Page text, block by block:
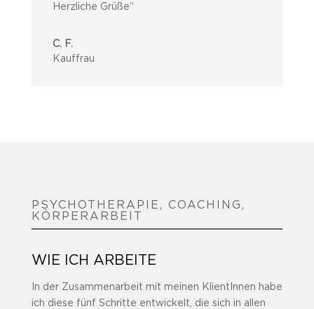
Herzliche Grüße“
C. F.
Kauffrau
PSYCHOTHERAPIE, COACHING,
KÖRPERARBEIT
WIE ICH ARBEITE
In der Zusammenarbeit mit meinen KlientInnen habe
ich diese fünf Schritte entwickelt, die sich in allen